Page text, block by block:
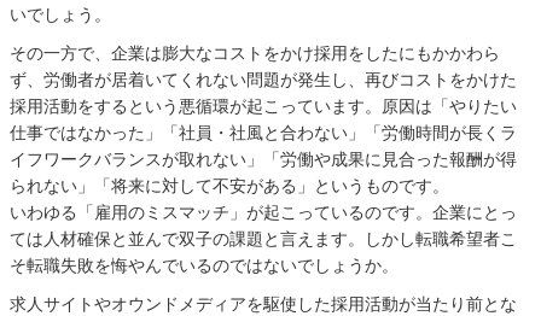
いでしょう。
その一方で、企業は膨大なコストをかけ採用をしたにもかかわら
ず、労働者が居着いてくれない問題が発生し、再びコストをかけた
採用活動をするという悪循環が起こっています。原因は「やりたい
仕事ではなかった」「社員・社風と合わない」「労働時間が長くラ
イフワークバランスが取れない」「労働や成果に見合った報酬が得
られない」「将来に対して不安がある」というものです。
いわゆる「雇用のミスマッチ」が起こっているのです。企業にとっ
ては人材確保と並んで双子の課題と言えます。しかし転職希望者こ
そ転職失敗を悔やんでいるのではないでしょうか。
求人サイトやオウンドメディアを駆使した採用活動が当たり前とな